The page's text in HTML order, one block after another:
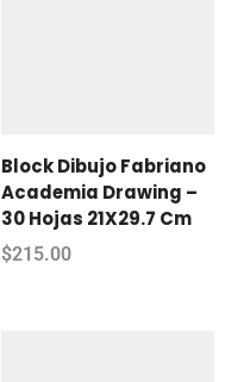
Block Dibujo Fabriano
Academia Drawing –
30 Hojas 21X29.7 Cm
$215.00